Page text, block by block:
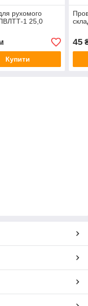
рухомого
1 25,0
Купити
45